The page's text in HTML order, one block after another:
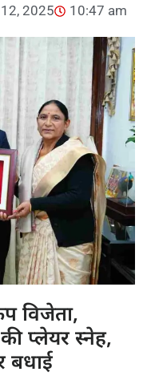
2025 10:47 am
विजेता,
प्लेयर स्नेह,
बधाई